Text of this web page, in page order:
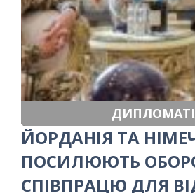
ЙОРДАНІЯ ТА
ПОСИЛЮЮТЬ
СПІВПРАЦЮ ДЛЯ